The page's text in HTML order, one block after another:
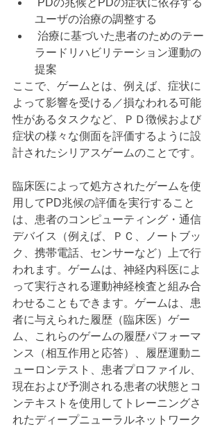
ユーザの治療の調整する
ラードリハビリテーション運動の
提案
ここで、ゲームとは、例えば、症状に
よって影響を受ける／損なわれる可能
性があるタスクなど、ＰＤ徴候および
症状の様々な側面を評価するように設
計されたシリアスゲームのことです。
臨床医によって処方されたゲームを使
用してPD兆候の評価を実行すること
は、患者のコンピューティング・通信
デバイス（例えば、ＰＣ、ノートブッ
ク、携帯電話、センサーなど）上で行
われます。ゲームは、神経内科医によ
って実行される運動神経検査と組み合
わせることもできます。ゲームは、患
者に与えられた履歴（臨床医）ゲー
ム、これらのゲームの履歴パフォーマ
ンス（相互作用と応答）、履歴運動ニ
ューロンテスト、患者プロファイル、
現在および予測される患者の状態とコ
ンテキストを使用してトレーニングさ
れたディープニューラルネットワーク